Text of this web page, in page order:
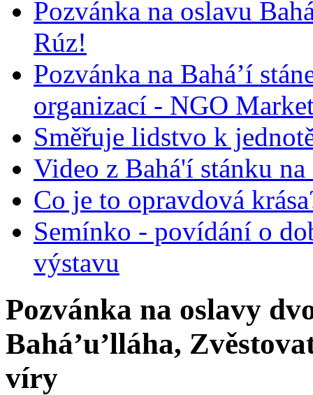
Pozvánka na oslavu
Rúz!
Pozvánka na Bahá’í
organizací - NGO
Směřuje lidstvo k
Video z Bahá'í stánku
Co je to opravdová
Semínko - povídání o
výstavu
Pozvánka na oslavy
Bahá’u’lláha,
víry